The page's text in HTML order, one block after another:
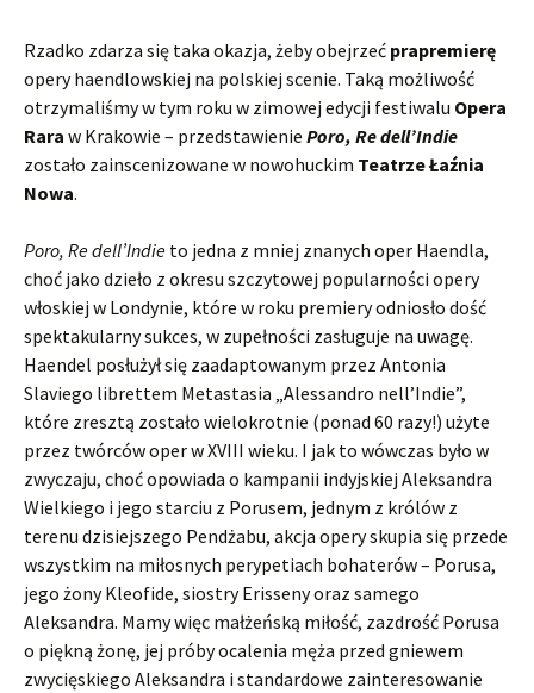
Rzadko zdarza się taka okazja, żeby obejrzeć prapremierę
opery haendlowskiej na polskiej scenie. Taką możliwość
otrzymaliśmy w tym roku w zimowej edycji festiwalu Opera
Rara w Krakowie – przedstawienie Poro, Re dell’Indie
zostało zainscenizowane w nowohuckim Teatrze Łaźnia
Nowa.
Poro, Re dell’Indie to jedna z mniej znanych oper Haendla,
choć jako dzieło z okresu szczytowej popularności opery
włoskiej w Londynie, które w roku premiery odniosło dość
spektakularny sukces, w zupełności zasługuje na uwagę.
Haendel posłużył się zaadaptowanym przez Antonia
Slaviego librettem Metastasia „Alessandro nell’Indie”,
które zresztą zostało wielokrotnie (ponad 60 razy!) użyte
przez twórców oper w XVIII wieku. I jak to wówczas było w
zwyczaju, choć opowiada o kampanii indyjskiej Aleksandra
Wielkiego i jego starciu z Porusem, jednym z królów z
terenu dzisiejszego Pendżabu, akcja opery skupia się przede
wszystkim na miłosnych perypetiach bohaterów – Porusa,
jego żony Kleofide, siostry Erisseny oraz samego
Aleksandra. Mamy więc małżeńską miłość, zazdrość Porusa
o piękną żonę, jej próby ocalenia męża przed gniewem
zwycięskiego Aleksandra i standardowe zainteresowanie